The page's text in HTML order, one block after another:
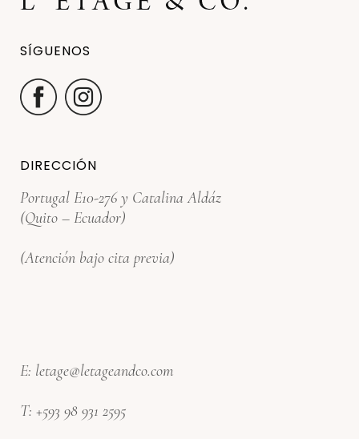
SÍGUENOS
DIRECCIÓN
Portugal E10-276 y Catalina Aldáz
(Quito – Ecuador)
(Atención bajo cita previa)
E: letage@letageandco.com
T: +593 98 931 2595